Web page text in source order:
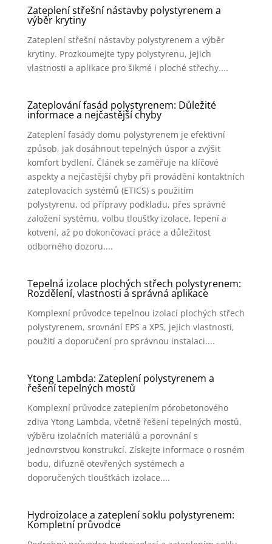
Zateplení střešní nástavby polystyrenem a
výběr krytiny
Zateplení střešní nástavby polystyrenem a výběr
krytiny. Prozkoumejte typy polystyrenu, jejich
vlastnosti a aplikace pro šikmé i ploché střechy....
Zateplování fasád polystyrenem: Důležité
informace a nejčastější chyby
Zateplení fasády domu polystyrenem je efektivní
způsob, jak dosáhnout tepelných úspor a zvýšit
komfort bydlení. Článek se zaměřuje na klíčové
aspekty a nejčastější chyby při provádění kontaktních
zateplovacích systémů (ETICS) s použitím
polystyrenu, od přípravy podkladu, přes správné
založení systému, volbu tloušťky izolace, lepení a
kotvení, až po dokončovací práce a důležitost
odborného dozoru....
Tepelná izolace plochých střech polystyrenem:
Rozdělení, vlastnosti a správná aplikace
Komplexní průvodce tepelnou izolací plochých střech
polystyrenem, srovnání EPS a XPS, jejich vlastnosti,
použití a doporučení pro správnou instalaci....
Ytong Lambda: Zateplení polystyrenem a
řešení tepelných mostů
Komplexní průvodce zateplením pórobetonového
zdiva Ytong Lambda, včetně řešení tepelných mostů,
výběru izolačních materiálů a porovnání s
jednovrstvou konstrukcí. Získejte informace o rosném
bodu, difuzně otevřených systémech a
doporučených tloušťkách izolace....
Hydroizolace a zateplení soklu polystyrenem:
Kompletní průvodce